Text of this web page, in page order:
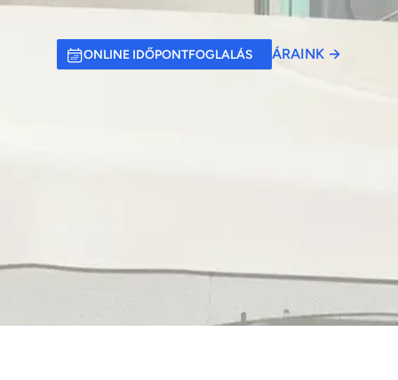
ONLINE IDŐPONTFOGLALÁS ÁRAINK →